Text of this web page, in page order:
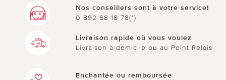
Nos conseillers sont à votre service!
0 892 68 18 78(*)
Livraison rapide où vous voulez
Livraison à domicile ou au Point Relais
Enchantée ou remboursée